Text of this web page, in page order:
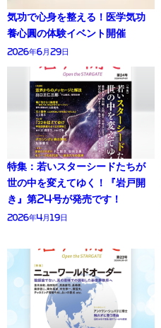
気功で心身を整える！医学気功
養心圓の体験イベント開催
2026年6月29日
特集：若いスターシードたちが
世の中を変えてゆく！『岩戸開
き』第24号が発売です！
2026年4月19日